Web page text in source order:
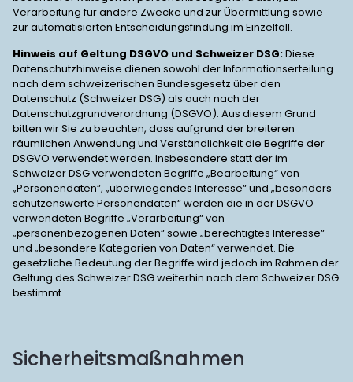
Verarbeitung für andere Zwecke und zur Übermittlung sowie
zur automatisierten Entscheidungsfindung im Einzelfall.
Hinweis auf Geltung DSGVO und Schweizer DSG:Diese
Datenschutzhinweise dienen sowohl der Informationserteilung
nach dem schweizerischen Bundesgesetz über den
Datenschutz (Schweizer DSG) als auch nach der
Datenschutzgrundverordnung (DSGVO). Aus diesem Grund
bitten wir Sie zu beachten, dass aufgrund der breiteren
räumlichen Anwendung und Verständlichkeit die Begriffe der
DSGVO verwendet werden. Insbesondere statt der im
Schweizer DSG verwendeten Begriffe „Bearbeitung“ von
„Personendaten“, „überwiegendes Interesse“ und „besonders
schützenswerte Personendaten“ werden die in der DSGVO
verwendeten Begriffe „Verarbeitung“ von
„personenbezogenen Daten“ sowie „berechtigtes Interesse“
und „besondere Kategorien von Daten“ verwendet. Die
gesetzliche Bedeutung der Begriffe wird jedoch im Rahmen der
Geltung des Schweizer DSG weiterhin nach dem Schweizer DSG
bestimmt.
Sicherheitsmaßnahmen